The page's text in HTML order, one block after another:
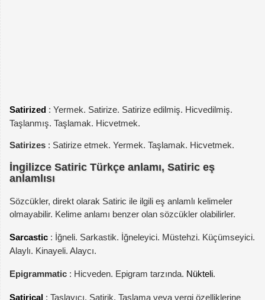
Satirized : Yermek. Satirize. Satirize edilmiş. Hicvedilmiş.
Taşlanmış. Taşlamak. Hicvetmek.
Satirizes : Satirize etmek. Yermek. Taşlamak. Hicvetmek.
İngilizce Satiric Türkçe anlamı, Satiric eş
anlamlısı
Sözcükler, direkt olarak Satiric ile ilgili eş anlamlı kelimeler
olmayabilir. Kelime anlamı benzer olan sözcükler olabilirler.
Sarcastic : İğneli. Sarkastik. İğneleyici. Müstehzi. Küçümseyici.
Alaylı. Kinayeli. Alaycı.
Epigrammatic : Hicveden. Epigram tarzında. Nükteli.
Satirical : Taşlayıcı. Satirik. Taşlama veya yergi özelliklerine